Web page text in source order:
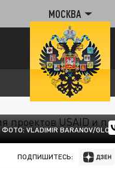
МОСКВА
ФОТО: VLADIMIR BARANOV/
ПОДПИШИТЕСЬ: